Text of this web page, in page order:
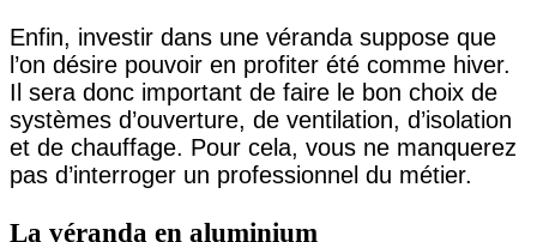
Enfin, investir dans une véranda suppose que
l’on désire pouvoir en profiter été comme hiver.
Il sera donc important de faire le bon choix de
systèmes d’ouverture, de ventilation, d’isolation
et de chauffage. Pour cela, vous ne manquerez
pas d’interroger un professionnel du métier.
La véranda en aluminium